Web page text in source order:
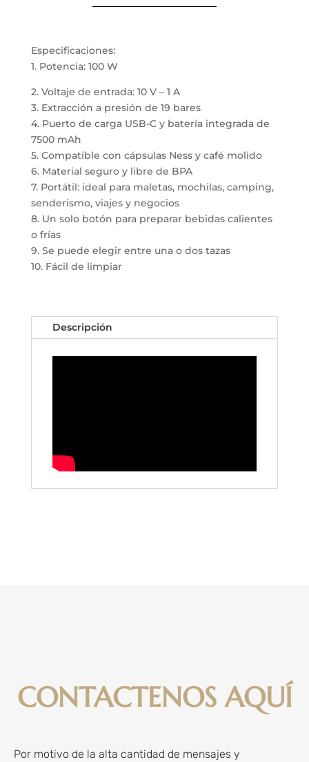
Especificaciones:
1. Potencia: 100 W
2. Voltaje de entrada: 10 V – 1 A
3. Extracción a presión de 19 bares
4. Puerto de carga USB-C y batería integrada de
7500 mAh
5. Compatible con cápsulas Ness y café molido
6. Material seguro y libre de BPA
7. Portátil: ideal para maletas, mochilas, camping,
senderismo, viajes y negocios
8. Un solo botón para preparar bebidas calientes
o frías
9. Se puede elegir entre una o dos tazas
10. Fácil de limpiar
Descripción
CONTACTENOS AQUÍ
Por motivo de la alta cantidad de mensajes y